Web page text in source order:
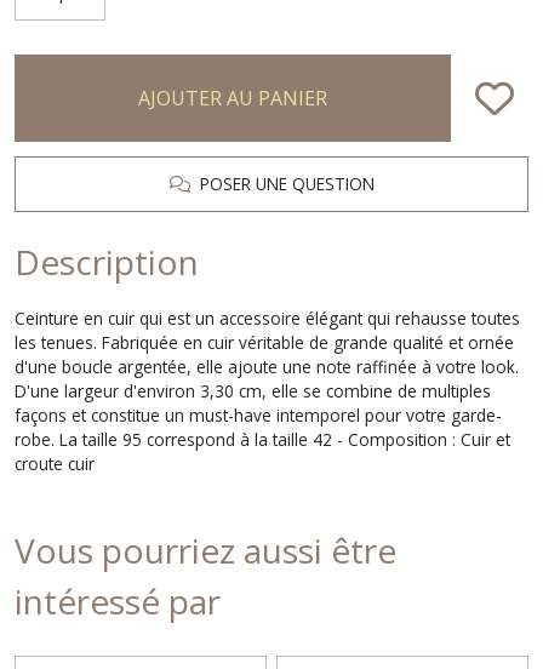
AJOUTER AU PANIER
POSER UNE QUESTION
Description
Ceinture en cuir qui est un accessoire élégant qui rehausse toutes
les tenues. Fabriquée en cuir véritable de grande qualité et ornée
d'une boucle argentée, elle ajoute une note raffinée à votre look.
D'une largeur d'environ 3,30 cm, elle se combine de multiples
façons et constitue un must-have intemporel pour votre garde-
robe. La taille 95 correspond à la taille 42 - Composition : Cuir et
croute cuir
Vous pourriez aussi être
intéressé par